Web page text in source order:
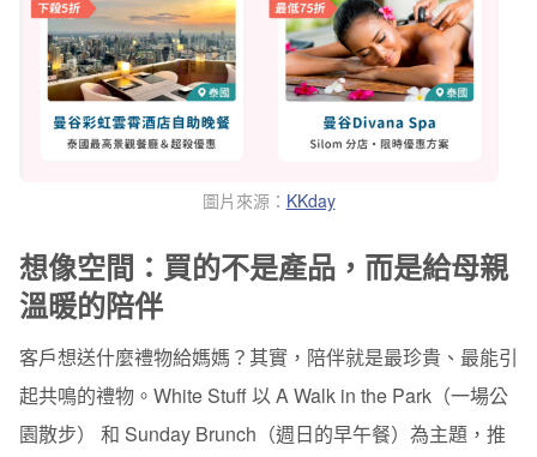
圖片來源： KKday
想像空間：買的不是產品，而是給母親
溫暖的陪伴
客戶想送什麼禮物給媽媽？其實，陪伴就是最珍貴、最能引
起共鳴的禮物。White Stuff 以 A Walk in the Park（一場公
園散步） 和 Sunday Brunch（週日的早午餐）為主題，推